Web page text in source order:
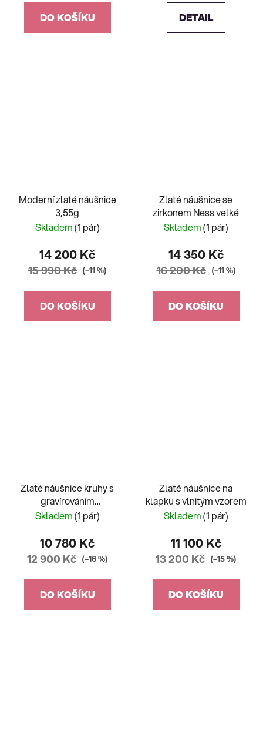
DO KOŠÍKU DETAIL
Moderní zlaté náušnice
3,55g
Skladem(1 pár)
14 200 Kč
15 990 Kč (–11 %)
DO KOŠÍKU
Zlaté náušnice se
zirkonem Ness velké
Skladem(1 pár)
14 350 Kč
16 200 Kč (–11 %)
DO KOŠÍKU
Zlaté náušnice kruhy s
gravírováním
dvoubarevné
Skladem(1 pár)
10 780 Kč
12 900 Kč (–16 %)
DO KOŠÍKU
Zlaté náušnice na
klapku s vlnitým vzorem
Skladem(1 pár)
11 100 Kč
13 200 Kč (–15 %)
DO KOŠÍKU